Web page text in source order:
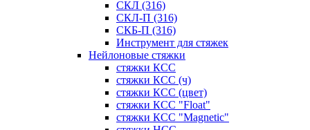
СКЛ (316)
СКЛ-П (316)
СКБ-П (316)
Инструмент для стяжек
Нейлоновые стяжки
стяжки КСС
стяжки КСС (ч)
стяжки КСС (цвет)
стяжки КСС "Float"
стяжки КСС "Magnetic"